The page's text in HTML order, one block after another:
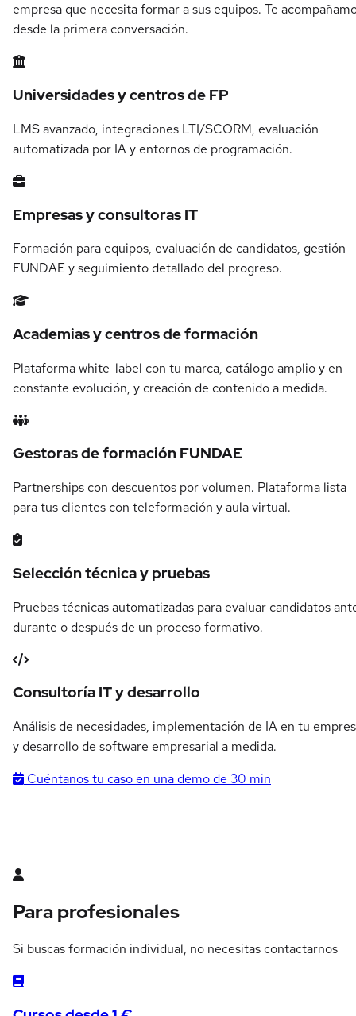
empresa que necesita formar a sus equipos. Te
desde la primera conversación.
Universidades y centros de FP
LMS avanzado, integraciones LTI/SCORM, evaluación
automatizada por IA y entornos de programación.
Empresas y consultoras IT
Formación para equipos, evaluación de candidatos, gestión
FUNDAE y seguimiento detallado del progreso.
Academias y centros de formación
Plataforma white-label con tu marca, catálogo amplio y en
constante evolución, y creación de contenido a medida.
Gestoras de formación FUNDAE
Partnerships con descuentos por volumen. Plataforma lista
para tus clientes con teleformación y aula virtual.
Selección técnica y pruebas
Pruebas técnicas automatizadas para evaluar candidatos
durante o después de un proceso formativo.
Consultoría IT y desarrollo
Análisis de necesidades, implementación de IA en tu
y desarrollo de software empresarial a medida.
Cuéntanos tu caso en una demo de 30 min
Para profesionales
Si buscas formación individual, no necesitas contactarnos